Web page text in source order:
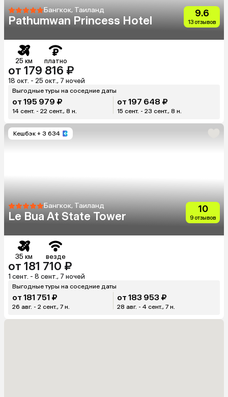
Бангкок, Таиланд
Pathumwan Princess Hotel
9.6
13 отзывов
25 км платно
от 179 816 ₽
18 окт. - 25 окт., 7 ночей
Выгодные туры на соседние даты
от 195 979 ₽
14 сент. - 22 сент., 8 н.
от 197 648 ₽
15 сент. - 23 сент., 8 н.
Кешбэк + 3 634
Бангкок, Таиланд
Le Bua At State Tower
10
9 отзывов
35 км везде
от 181 710 ₽
1 сент. - 8 сент., 7 ночей
Выгодные туры на соседние даты
от 181 751 ₽
26 авг. - 2 сент., 7 н.
от 183 953 ₽
28 авг. - 4 сент., 7 н.